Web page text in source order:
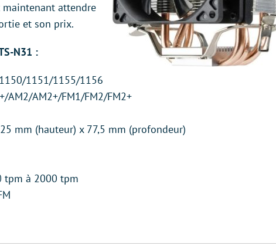
attendre
et son prix.
N31 :
1151/1155/1156
AM2/AM2+/FM1/FM2/FM2+
mm (hauteur) x 77,5 mm (profondeur)
tpm à 2000 tpm